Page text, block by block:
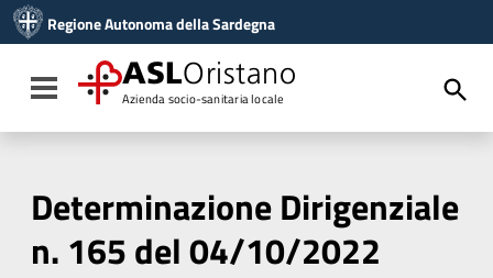
Vai al menu di navigazione
Vai al footer
Regione Autonoma della Sardegna
Toggle navigation
ASLOristano
Azienda socio-sanitaria locale
Determinazione Dirigenziale
n. 165 del 04/10/2022